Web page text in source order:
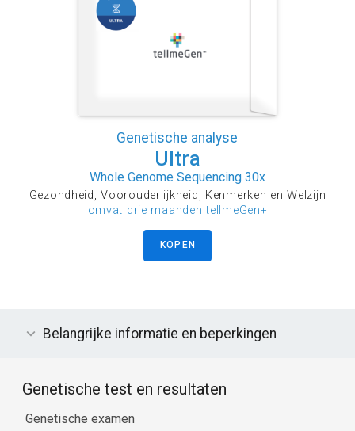
Genetische analyse
Ultra
Whole Genome Sequencing 30x
Gezondheid, Voorouderlijkheid, Kenmerken en Welzijn
omvat drie maanden tellmeGen+
KOPEN
Belangrijke informatie en beperkingen
Genetische test en resultaten
Genetische examen